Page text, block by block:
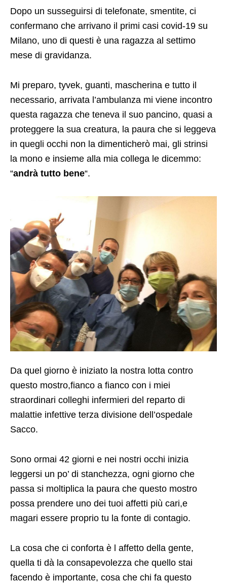
Dopo un susseguirsi di telefonate, smentite, ci
confermano che arrivano il primi casi covid-19 su
Milano, uno di questi è una ragazza al settimo
mese di gravidanza.
Mi preparo, tyvek, guanti, mascherina e tutto il
necessario, arrivata l’ambulanza mi viene incontro
questa ragazza che teneva il suo pancino, quasi a
proteggere la sua creatura, la paura che si leggeva
in quegli occhi non la dimenticherò mai, gli strinsi
la mono e insieme alla mia collega le dicemmo:
“andrà tutto bene“.
Da quel giorno è iniziato la nostra lotta contro
questo mostro,fianco a fianco con i miei
straordinari colleghi infermieri del reparto di
malattie infettive terza divisione dell’ospedale
Sacco.
Sono ormai 42 giorni e nei nostri occhi inizia
leggersi un po’ di stanchezza, ogni giorno che
passa si moltiplica la paura che questo mostro
possa prendere uno dei tuoi affetti più cari,e
magari essere proprio tu la fonte di contagio.
La cosa che ci conforta è l affetto della gente,
quella ti dà la consapevolezza che quello stai
facendo è importante, cosa che chi fa questo